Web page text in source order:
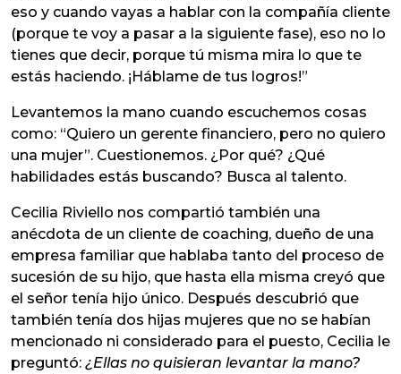
eso y cuando vayas a hablar con la compañía cliente
(porque te voy a pasar a la siguiente fase), eso no lo
tienes que decir, porque tú misma mira lo que te
estás haciendo. ¡Háblame de tus logros!”
Levantemos la mano cuando escuchemos cosas
como: “Quiero un gerente financiero, pero no quiero
una mujer”. Cuestionemos. ¿Por qué? ¿Qué
habilidades estás buscando? Busca al talento.
Cecilia Riviello nos compartió también una
anécdota de un cliente de coaching, dueño de una
empresa familiar que hablaba tanto del proceso de
sucesión de su hijo, que hasta ella misma creyó que
el señor tenía hijo único. Después descubrió que
también tenía dos hijas mujeres que no se habían
mencionado ni considerado para el puesto, Cecilia le
preguntó: ¿Ellas no quisieran levantar la mano?